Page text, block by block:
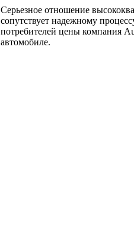
Серьезное отношение
сопутствует надежному
потребителей цены компания
автомобиле.